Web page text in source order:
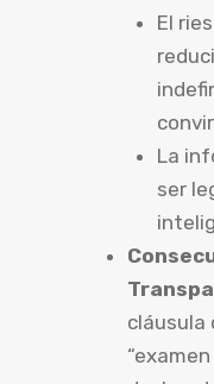
El
La
ser
cláusula